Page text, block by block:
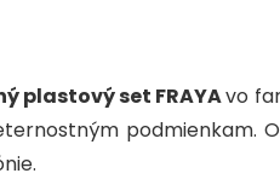
plastový set FRAYAvo
podmienkam.